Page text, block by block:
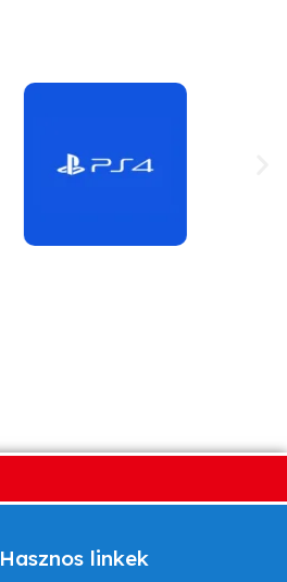
Hasznos linkek